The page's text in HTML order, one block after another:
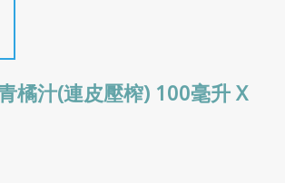
橘汁(連皮壓榨) 100毫升 X